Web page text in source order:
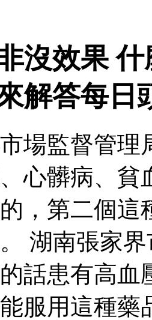
沒效果
解答每日
場監督管理
心髒病、
，第二個
湖南張家
話患有高血
服用這種